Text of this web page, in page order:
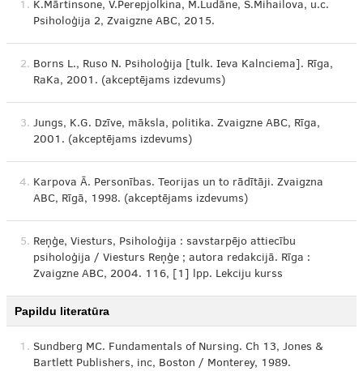
1. K.Mārtinsone, V.Perepjolkina, M.Ludāne, S.Mihailova, u.c.
Psiholoģija 2, Zvaigzne ABC, 2015.
2. Borns L., Ruso N. Psiholoģija [tulk. Ieva Kalnciema]. Rīga,
RaKa, 2001. (akceptējams izdevums)
3. Jungs, K.G. Dzīve, māksla, politika. Zvaigzne ABC, Rīga,
2001. (akceptējams izdevums)
4. Karpova Ā. Personības. Teorijas un to rādītāji. Zvaigzna
ABC, Rīgā, 1998. (akceptējams izdevums)
5. Reņģe, Viesturs, Psiholoģija : savstarpējo attiecību
psiholoģija / Viesturs Reņģe ; autora redakcijā. Rīga :
Zvaigzne ABC, 2004. 116, [1] lpp. Lekciju kurss
Papildu literatūra
1. Sundberg MC. Fundamentals of Nursing. Ch 13, Jones &
Bartlett Publishers, inc, Boston / Monterey, 1989.